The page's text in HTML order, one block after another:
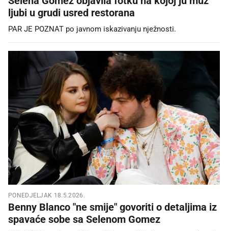
ljubi u grudi usred restorana
PAR JE POZNAT po javnom iskazivanju nježnosti.
PONEDJELJAK 18.5.2026.
Benny Blanco "ne smije" govoriti o detaljima iz
spavaće sobe sa Selenom Gomez